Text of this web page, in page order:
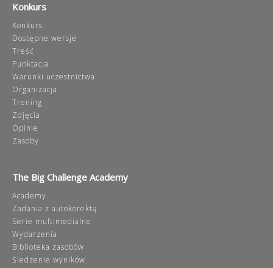
Konkurs
Konkurs
Dostępne wersje
Treść
Punktacja
Warunki uczestnictwa
Organizacja
Trening
Zdjęcia
Opinie
Zasoby
The Big Challenge Academy
Academy
Zadania z autokorektą
Serie multimedialne
Wydarzenia
Biblioteka zasobów
Śledzenie wyników